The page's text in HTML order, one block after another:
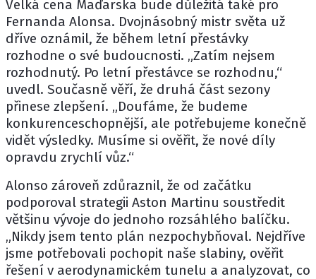
Velká cena Maďarska bude důležitá také pro
Fernanda Alonsa. Dvojnásobný mistr světa už
dříve oznámil, že během letní přestávky
rozhodne o své budoucnosti. „Zatím nejsem
rozhodnutý. Po letní přestávce se rozhodnu,“
uvedl. Současně věří, že druhá část sezony
přinese zlepšení. „Doufáme, že budeme
konkurenceschopnější, ale potřebujeme konečně
vidět výsledky. Musíme si ověřit, že nové díly
opravdu zrychlí vůz.“
Alonso zároveň zdůraznil, že od začátku
podporoval strategii Aston Martinu soustředit
většinu vývoje do jednoho rozsáhlého balíčku.
„Nikdy jsem tento plán nezpochybňoval. Nejdříve
jsme potřebovali pochopit naše slabiny, ověřit
řešení v aerodynamickém tunelu a analyzovat, co